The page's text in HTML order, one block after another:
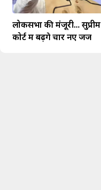
लोकसभा की मंजूरी... सुप्रीम
कोर्ट में बढ़ेंगे चार नए जज